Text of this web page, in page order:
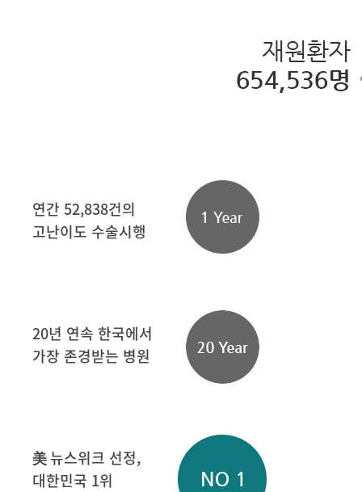
연간 52,838건의
고난이도 수술시행
20년 연속 한국에서
가장 존경받는 병원
美 뉴스위크 선정,
대한민국 1위